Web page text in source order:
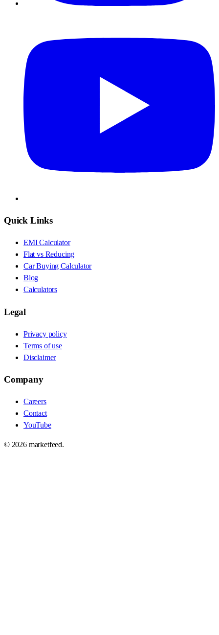
Quick Links
EMI Calculator
Flat vs Reducing
Car Buying Calculator
Blog
Calculators
Legal
Privacy policy
Terms of use
Disclaimer
Company
Careers
Contact
YouTube
© 2026marketfeed.